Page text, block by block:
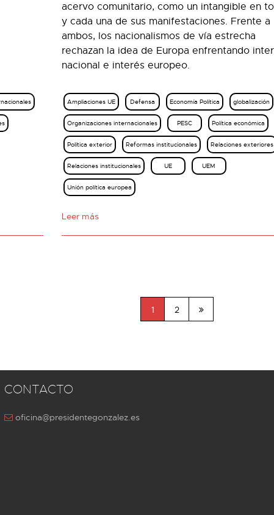
acervo comunitario, como un intangible en
y cada una de sus manifestaciones. Frente a
ambos, los nacionalismos de vía estrecha
rechazan la idea de Europa enfrentando
nacional e interés europeo.
Ampliaciones UE Defensa Economía Política globalización
Organizaciones internacionales PESC Política económica
Política exterior Reformas institucionales Relaciones exteriores
Relaciones institucionales UE UEM
Unión política europea
Leer más
1 2
CONTACTO
oficina@presidentegonzalez.es